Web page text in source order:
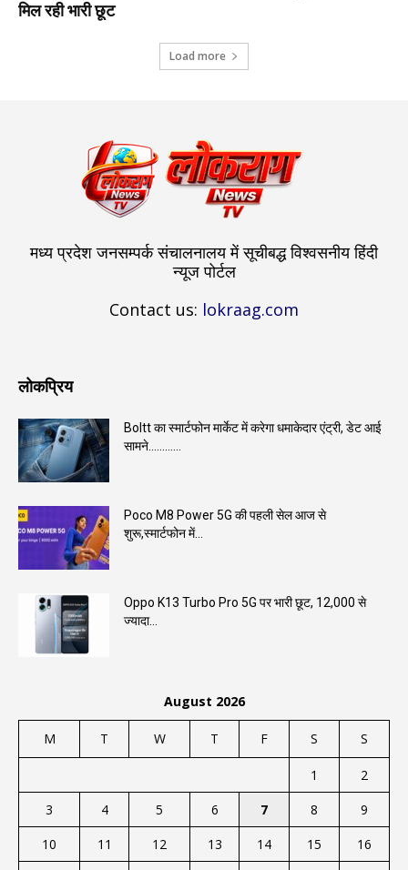
मिल रही भारी छूट
Load more
मध्य प्रदेश जनसम्पर्क संचालनालय में सूचीबद्ध विश्वसनीय हिंदी
न्यूज पोर्टल
Contact us: lokraag.com
लोकप्रिय
Boltt का स्मार्टफोन मार्केट में करेगा धमाकेदार एंट्री, डेट आई
सामने…………
Poco M8 Power 5G की पहली सेल आज से
शुरू,स्मार्टफोन में...
Oppo K13 Turbo Pro 5G पर भारी छूट, ₹12,000 से
ज्यादा...
August 2026
M T W T F S S
1
2
3
4 5 6 7 8
9
10
11 12 13 14 15 16